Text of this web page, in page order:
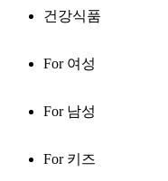
건강식품
For 여성
For 남성
For 키즈